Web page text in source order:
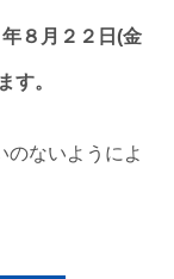
８月２２日(金
す。
のないようによ